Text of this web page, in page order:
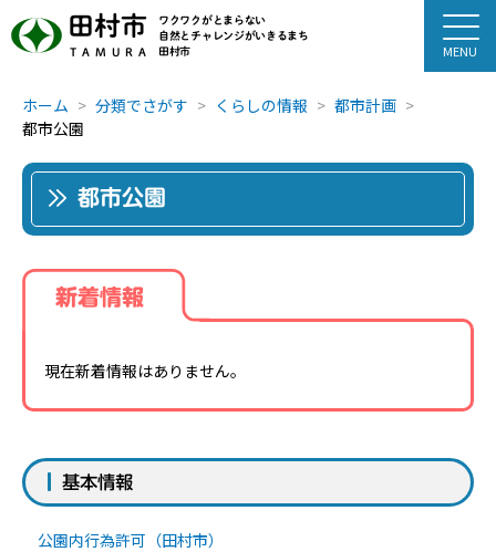
田村市
TAMURA
ワクワクがとまらない
自然とチャレンジがいきるまち
田村市
ホーム 分類でさがす くらしの情報
都市計画
都市公園
都市公園
新着情報
現在新着情報はありません。
基本情報
公園内行為許可（田村市）